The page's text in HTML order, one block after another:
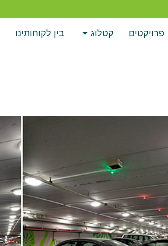
פרויקטים קטלוג בין לקוחותינו